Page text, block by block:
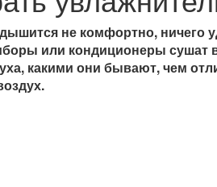
не комфортно, ничего
или кондиционеры сушат
какими они бывают, чем